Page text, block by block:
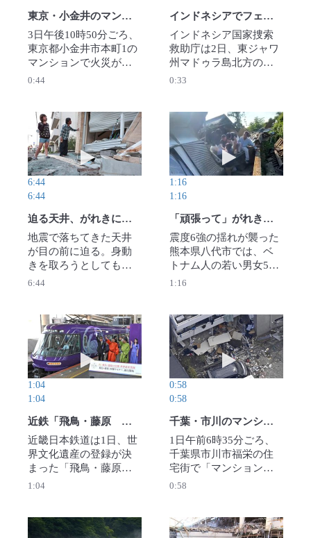
東京・小金井のマンションで火災 複数人がけが、逃げ遅れなし
3日午後10時50分ごろ、
東京都小金井市本町1の
マンションで火災があ
ったと119番があった。
階付近から出火したと
みられ、複数のけが人
が確認された。警視庁
や東京消防庁が詳しい
状況や出火原因を調べ
ている。【撮影・手塚
耕一郎】2026年８月４
日公開
0:44
インドネシアでフェリー火災 行方不明者多数
インドネシア国家捜索
救助庁は2日、東ジャワ
州マドゥラ島北方の海
域でフェリー「ムティ
も5人が死亡、41人が行
方不明になったと発表
した。225人が救助され
た。（BASARNAS／ロ
イター)2026年8月3日公
開
0:33
動画を再生 迫る天井、がれきに挟まる顔 「も
6:44
6:44
迫る天井、がれきに挟まる顔 「もう死ぬかも」 過酷な5時間
地震で落ちてきた天井
が目の前に迫る。身動
きを取ろうとしても、
顔はがれきに挟まれて
り落ちてくる。「まだ
自分は生きている。誰
か、助け出してく
れ」。熊本県八代市の
清村浩二さん（62）は5
時間後に救助された。
【撮影・滝川大貴】
2026年8月2日公開
6:44
動画を再生 「頑
1:16
1:16
「頑張って」がれきかき分け ベトナム人の若者5人、女性救出
震度6強の揺れが襲った
熊本県八代市では、ベ
トナム人の若い男女5人
が人命救助に奮闘し
た。がれきとなった木
材を切り出し、「頑張
って」と声を掛け続け
た5人。「助かって良か
った」と話した。
（レ・フイ・トゥアン
さん提供）2026年8月1
日公開
1:16
動画を再生 近鉄「飛鳥・藤原 四神ライナー」
1:04
1:04
近鉄「飛鳥・藤原 四神ライナー」運行開始 大阪と世界遺産結ぶ
近畿日本鉄道は1日、世
界文化遺産の登録が決
まった「飛鳥・藤原の
宮都」（奈良県）にち
ん）ライナー」の運行
1:04
動画を再生 千
0:58
0:58
千葉・市川のマンションで爆発か 2人が病院に搬送 火災なし
1日午前6時35分ごろ、
千葉県市川市福栄の住
宅街で「マンションの
爆発音がした。白い煙
防が駆けつけたとこ
0:58